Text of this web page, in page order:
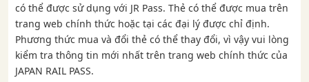
có thể được sử dụng với JR Pass. Thẻ có thể được mua trên
trang web chính thức hoặc tại các đại lý được chỉ định.
Phương thức mua và đổi thẻ có thể thay đổi, vì vậy vui lòng
kiểm tra thông tin mới nhất trên trang web chính thức của
JAPAN RAIL PASS.